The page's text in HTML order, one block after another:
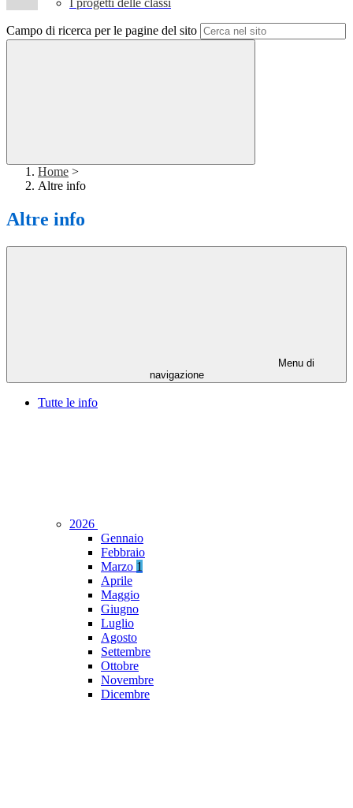
I progetti delle classi
Campo di ricerca per le pagine del sito
Home >
Altre info
Altre info
Menu di
navigazione
Tutte le info
2026
Gennaio
Febbraio
Marzo 1
Aprile
Maggio
Giugno
Luglio
Agosto
Settembre
Ottobre
Novembre
Dicembre